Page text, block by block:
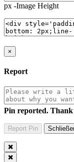
px -Image Height
×
Report
Pin reported.